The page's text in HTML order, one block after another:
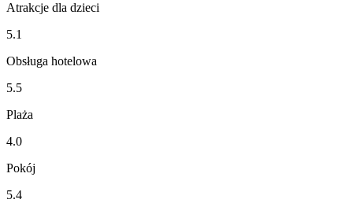
Atrakcje dla dzieci
5.1
Obsługa hotelowa
5.5
Plaża
4.0
Pokój
5.4